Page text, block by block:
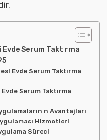
Serum Taktırma
Evde Serum Taktırma
Evde Serum Taktırma
Avantajları
Hizmetleri
Süreci